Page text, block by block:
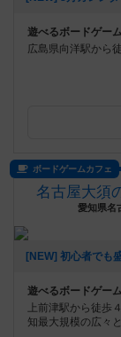
遊べるボードゲー
広島県向洋駅から
ボードゲームカフェ
名古屋大須
愛知県名
遊べるボードゲー
上前津駅から徒歩
知最大規模の広々